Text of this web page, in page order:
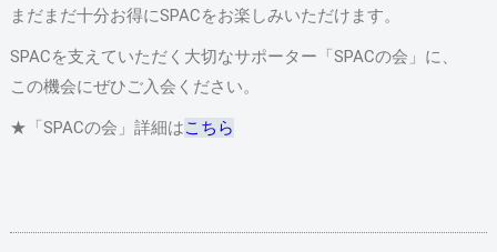
まだまだ十分お得にSPACをお楽しみいただけます。
SPACを支えていただく大切なサポーター「SPACの会」に、
この機会にぜひご入会ください。
★「SPACの会」詳細はこちら